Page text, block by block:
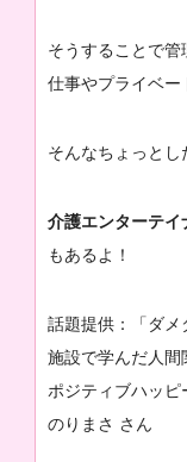
そうすることで管
仕事やプライベー
そんなちょっとし
介護エンターテイ
もあるよ！
話題提供：「ダ
施設で学んだ人間
ポジティブハッ
のりまさ さん